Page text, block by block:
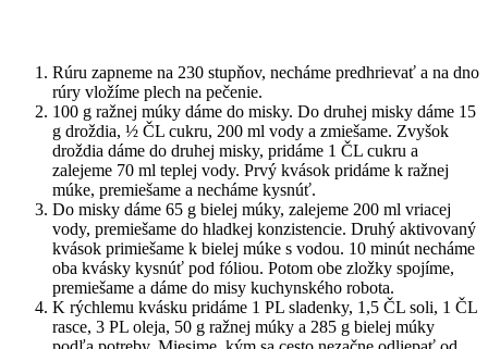
Rúru zapneme na 230 stupňov, necháme predhrievať a na dno
rúry vložíme plech na pečenie.
100 g ražnej múky dáme do misky. Do druhej misky dáme 15
g droždia, ½ ČL cukru, 200 ml vody a zmiešame. Zvyšok
droždia dáme do druhej misky, pridáme 1 ČL cukru a
zalejeme 70 ml teplej vody. Prvý kvások pridáme k ražnej
múke, premiešame a necháme kysnúť.
Do misky dáme 65 g bielej múky, zalejeme 200 ml vriacej
vody, premiešame do hladkej konzistencie. Druhý aktivovaný
kvások primiešame k bielej múke s vodou. 10 minút necháme
oba kvásky kysnúť pod fóliou. Potom obe zložky spojíme,
premiešame a dáme do misy kuchynského robota.
K rýchlemu kvásku pridáme 1 PL sladenky, 1,5 ČL soli, 1 ČL
rasce, 3 PL oleja, 50 g ražnej múky a 285 g bielej múky